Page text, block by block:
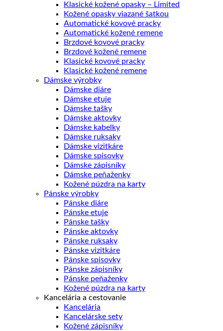
Klasické kožené opasky – Limited
Kožené opasky viazané šatkou
Automatické kovové pracky
Automatické kožené remene
Brzdové kovové pracky
Brzdové kožené remene
Klasické kovové pracky
Klasické kožené remene
Dámske výrobky
Dámske diáre
Dámske etuje
Dámske tašky
Dámske aktovky
Dámske kabelky
Dámske ruksaky
Dámske vizitkáre
Dámske spisovky
Dámske zápisníky
Dámske peňaženky
Kožené púzdra na karty
Pánske výrobky
Pánske diáre
Pánske etuje
Pánske tašky
Pánske aktovky
Pánske ruksaky
Pánske vizitkáre
Pánske spisovky
Pánske zápisníky
Pánske peňaženky
Kožené púzdra na karty
Kancelária a cestovanie
Kancelária
Kancelárske sety
Kožené zápisníky